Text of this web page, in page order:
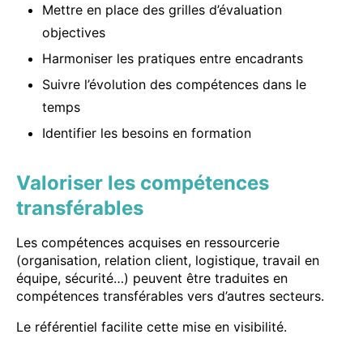
Mettre en place des grilles d’évaluation
objectives
Harmoniser les pratiques entre encadrants
Suivre l’évolution des compétences dans le
temps
Identifier les besoins en formation
Valoriser les compétences
transférables
Les compétences acquises en ressourcerie
(organisation, relation client, logistique, travail en
équipe, sécurité…) peuvent être traduites en
compétences transférables vers d’autres secteurs.
Le référentiel facilite cette mise en visibilité.